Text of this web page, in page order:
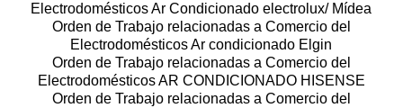
Electrodomésticos Ar Condicionado electrolux/ Mídea
Orden de Trabajo relacionadas a Comercio del
Electrodomésticos Ar condicionado Elgin
Orden de Trabajo relacionadas a Comercio del
Electrodomésticos AR CONDICIONADO HISENSE
Orden de Trabajo relacionadas a Comercio del